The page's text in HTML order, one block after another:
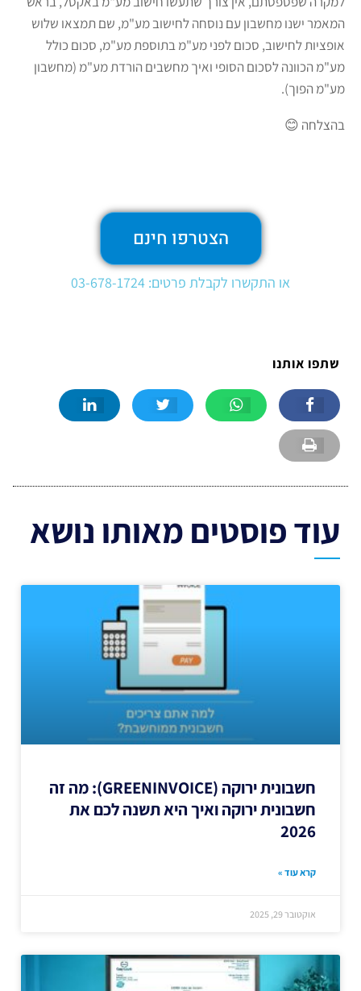
המאמר ישנו מחשבון עם נוסחה לחישוב מע"מ, שם תמצאו שלוש
אופציות לחישוב, סכום לפני מע"מ בתוספת מע"מ, סכום כולל
מע"מ הכוונה לסכום הסופי ואיך מחשבים הורדת מע"מ (מחשבון
מע"מ הפוך).
בהצלחה 😊
הצטרפו חינם
או התקשרו לקבלת פרטים: 03-678-1724
שתפו אותנו
עוד פוסטים מאותו נושא
חשבונית ירוקה (GREENINVOICE): מה זה
חשבונית ירוקה ואיך היא תשנה לכם את
2026
קרא עוד »
אוקטובר 29, 2025